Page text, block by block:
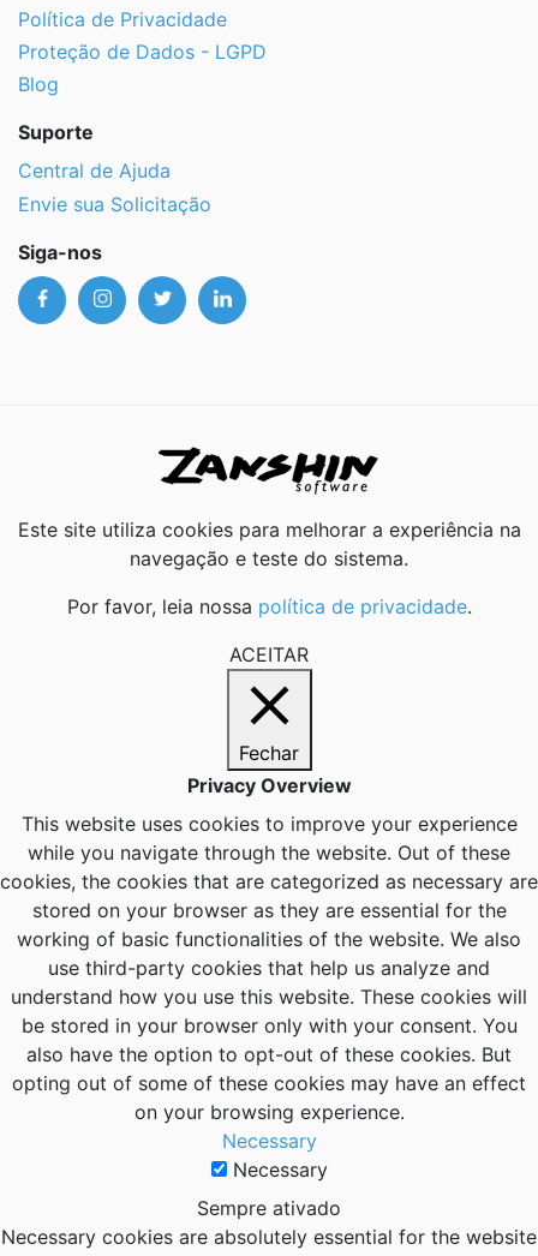
Política de Privacidade
Proteção de Dados - LGPD
Blog
Suporte
Central de Ajuda
Envie sua Solicitação
Siga-nos
Este site utiliza cookies para melhorar a experiência na
navegação e teste do sistema.
Por favor, leia nossa política de privacidade.
ACEITAR
Fechar
Privacy Overview
This website uses cookies to improve your experience
while you navigate through the website. Out of these
cookies, the cookies that are categorized as necessary are
stored on your browser as they are essential for the
working of basic functionalities of the website. We also
use third-party cookies that help us analyze and
understand how you use this website. These cookies will
be stored in your browser only with your consent. You
also have the option to opt-out of these cookies. But
opting out of some of these cookies may have an effect
on your browsing experience.
Necessary
Necessary
Sempre ativado
Necessary cookies are absolutely essential for the website